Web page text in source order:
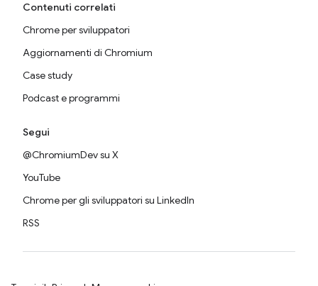
Contenuti correlati
Chrome per sviluppatori
Aggiornamenti di Chromium
Case study
Podcast e programmi
Segui
@ChromiumDev su X
YouTube
Chrome per gli sviluppatori su LinkedIn
RSS